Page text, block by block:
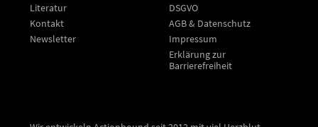
Literatur
Kontakt
Newsletter
DSGVO
AGB & Datenschutz
Impressum
Erklärung zur
Barrierefreiheit